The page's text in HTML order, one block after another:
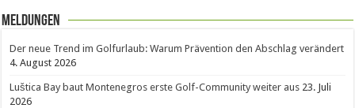
Meldungen
Der neue Trend im Golfurlaub: Warum Prävention den Abschlag verändert
4. August 2026
Luštica Bay baut Montenegros erste Golf-Community weiter aus 23. Juli
2026